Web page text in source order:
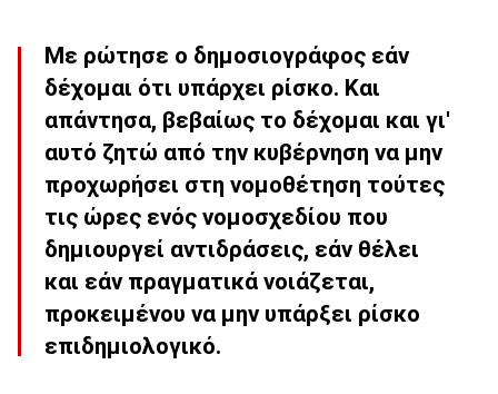
Με ρώτησε ο δημοσιογράφος εάν
δέχομαι ότι υπάρχει ρίσκο. Και
απάντησα, βεβαίως το δέχομαι και γι'
αυτό ζητώ από την κυβέρνηση να μην
προχωρήσει στη νομοθέτηση τούτες
τις ώρες ενός νομοσχεδίου που
δημιουργεί αντιδράσεις, εάν θέλει
και εάν πραγματικά νοιάζεται,
προκειμένου να μην υπάρξει ρίσκο
επιδημιολογικό.